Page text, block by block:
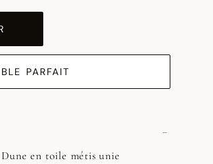
PARFAIT
en toile métis unie